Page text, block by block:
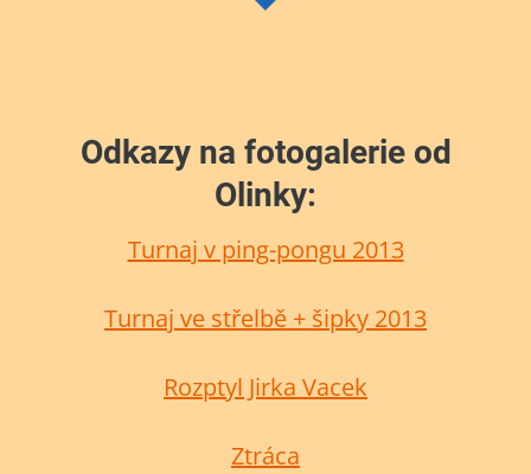
Odkazy na fotogalerie od
Olinky:
Turnaj v ping-pongu 2013
Turnaj ve střelbě + šipky 2013
Rozptyl Jirka Vacek
Ztráca